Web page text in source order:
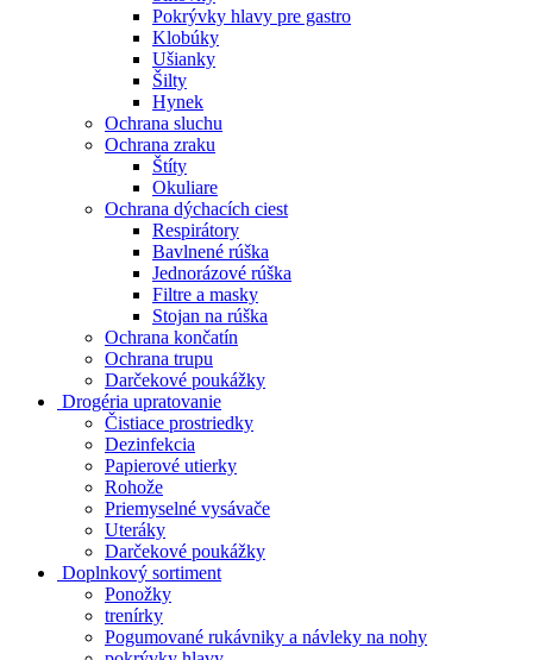
Pokrývky hlavy pre gastro
Klobúky
Ušianky
Šilty
Hynek
Ochrana sluchu
Ochrana zraku
Štíty
Okuliare
Ochrana dýchacích ciest
Respirátory
Bavlnené rúška
Jednorázové rúška
Filtre a masky
Stojan na rúška
Ochrana končatín
Ochrana trupu
Darčekové poukážky
Drogéria upratovanie
Čistiace prostriedky
Dezinfekcia
Papierové utierky
Rohože
Priemyselné vysávače
Uteráky
Darčekové poukážky
Doplnkový sortiment
Ponožky
trenírky
Pogumované rukávniky a návleky na nohy